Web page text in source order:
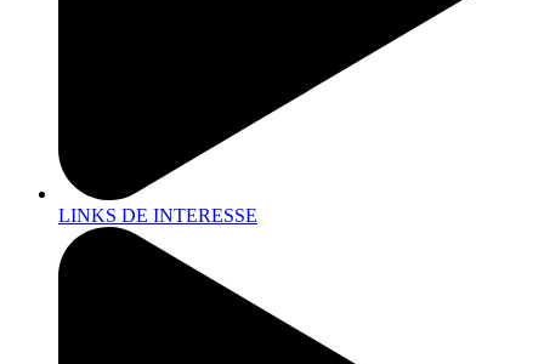
LINKS DE INTERESSE